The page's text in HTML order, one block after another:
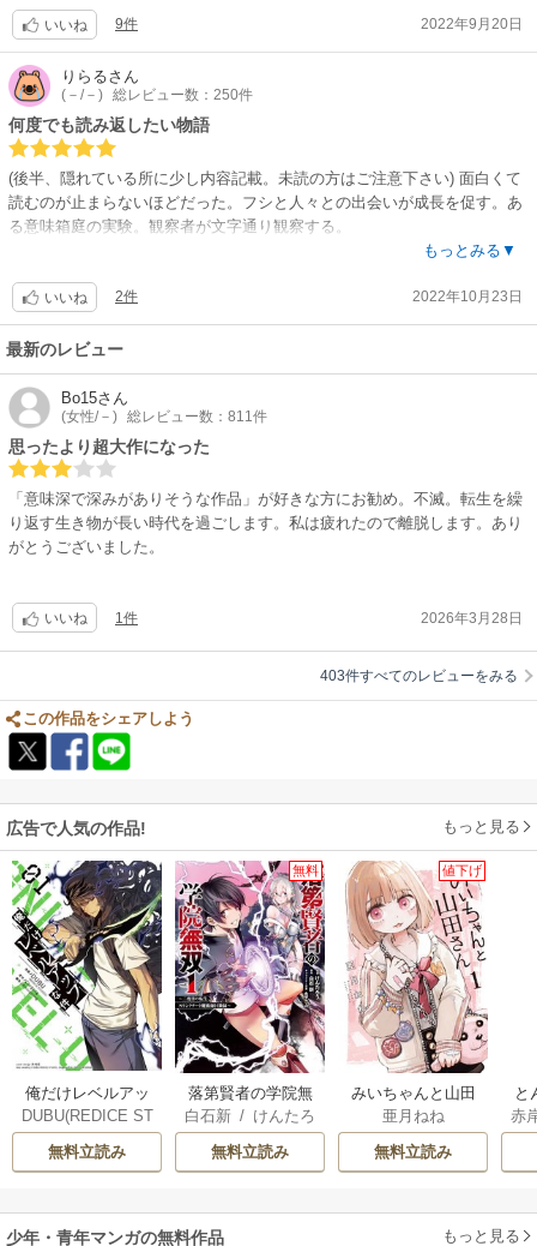
いいね 9件 2022年9月20日
りらるさん
(－/－) 総レビュー数：250件
何度でも読み返したい物語
(後半、隠れている所に少し内容記載。未読の方はご注意下さい) 面白くて
読むのが止まらないほどだった。フシと人々との出会いが成長を促す。あ
る意味箱庭の実験。観察者が文字通り観察する。
アニメ開始当初で面白くて読み始め、面白さのあまり追い越してどんどん
前一気再放送を機にまた前半から読み返そう。読んでいない部分をと思っ
たら忘れていてどんどん遡る事に。何度読んでも面白い！
6巻最後あたりまでで一区切り。その時点での感想。グーグーの話が号泣
する程切ない！ピオランとフシの交流も。そしてフシの自我。7巻から新
シーズン。またコミック片手に鑑賞しよう。そしてフシの様に書き留めよ
う。
もっとみる▼
いいね 2件 2022年10月23日
最新のレビュー
Bo15さん
(女性/－) 総レビュー数：811件
思ったより超大作になった
「意味深で深みがありそうな作品」が好きな方にお勧め。不滅。転生を繰
り返す生き物が長い時代を過ごします。私は疲れたので離脱します。あり
がとうございました。
いいね 1件 2026年3月28日
403件すべてのレビューをみる
この作品をシェアしよう
広告で人気の作品! もっと見る
俺だけレベルアッ
プな件
DUBU(REDICE ST
UDIO)
/ Chugong
h-goon
無料立読み
無料
落第賢者の学院無
双 ～二度目の転
生、Sランクチート
魔術師冒険録～
白石新 / けんたろ
う/魚デニム
無料立読み
値下げ
みいちゃんと山田
さん
亜月ねね
無料立読み
と
赤
少年・青年マンガの無料作品 もっと見る